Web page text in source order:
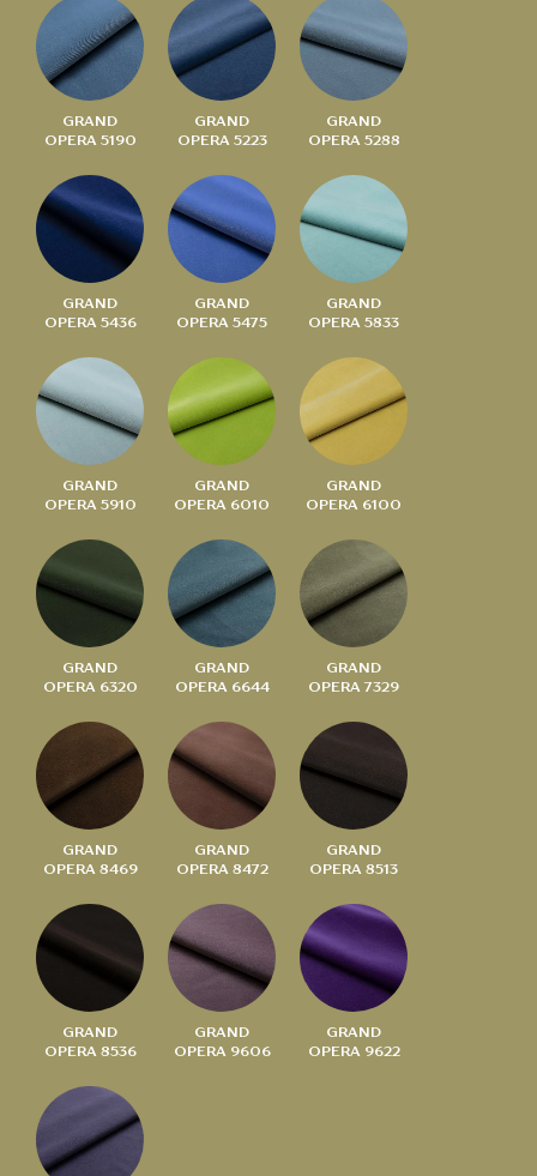
GRAND
OPERA 5190
GRAND
OPERA 5223
GRAND
OPERA 5288
GRAND
OPERA 5436
GRAND
OPERA 5475
GRAND
OPERA 5833
GRAND
OPERA 5910
GRAND
OPERA 6010
GRAND
OPERA 6100
GRAND
OPERA 6320
GRAND
OPERA 6644
GRAND
OPERA 7329
GRAND
OPERA 8469
GRAND
OPERA 8472
GRAND
OPERA 8513
GRAND
OPERA 8536
GRAND
OPERA 9606
GRAND
OPERA 9622